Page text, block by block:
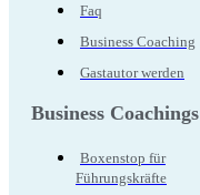
Faq
Business Coaching
Gastautor werden
Business Coachings
Boxenstop für
Führungskräfte